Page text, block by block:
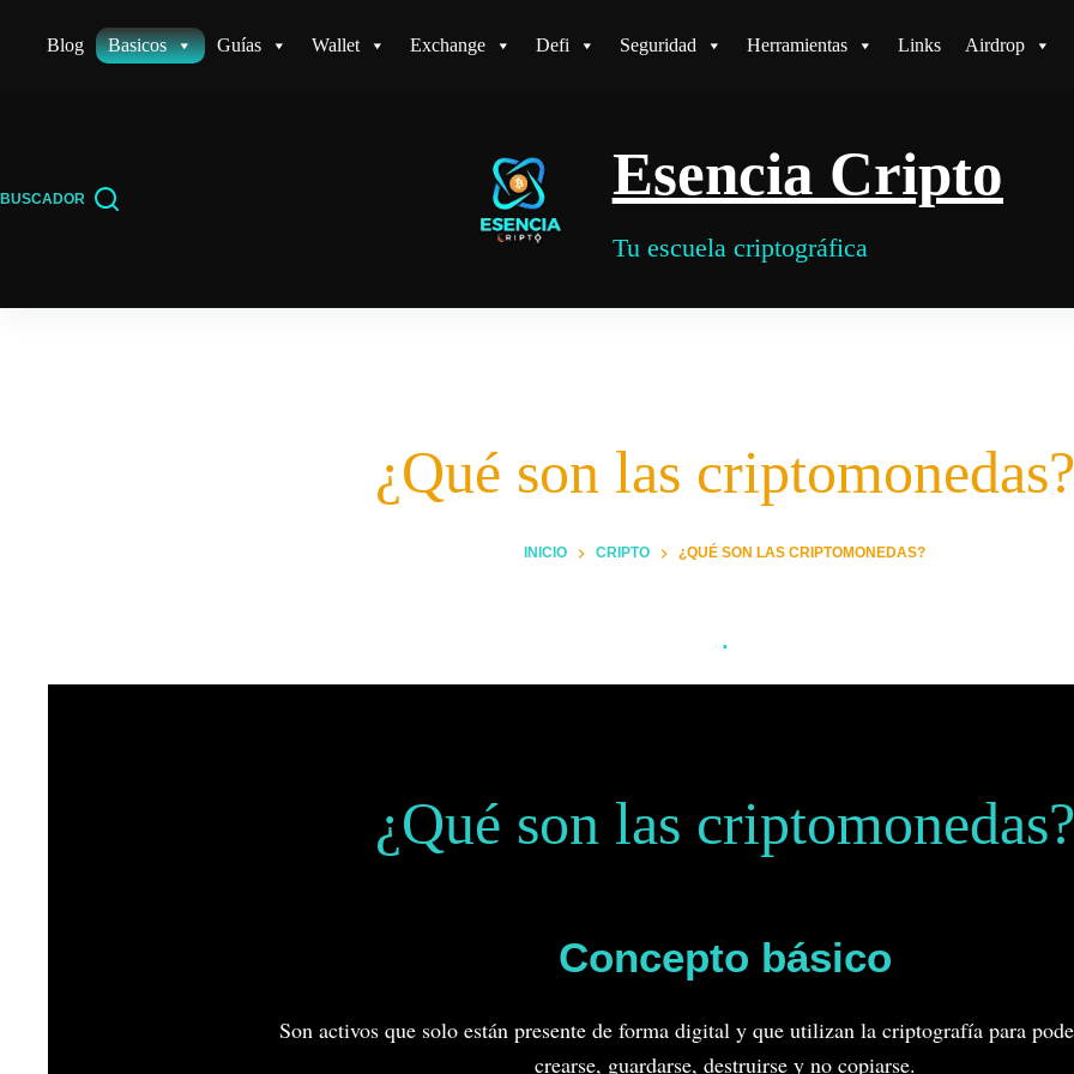
Blog Basicos Guías Wallet Exchange Defi Seguridad Herramientas Links Airdrop
BUSCADOR Esencia Cripto
Tu escuela criptográfica
¿Qué son las criptomonedas?
INICIO CRIPTO ¿QUÉ SON LAS CRIPTOMONEDAS?
.
¿Qué son las criptomonedas?
Concepto básico
Son activos que solo están presente de forma digital y que utilizan la criptografía para
crearse, guardarse, destruirse y no copiarse.